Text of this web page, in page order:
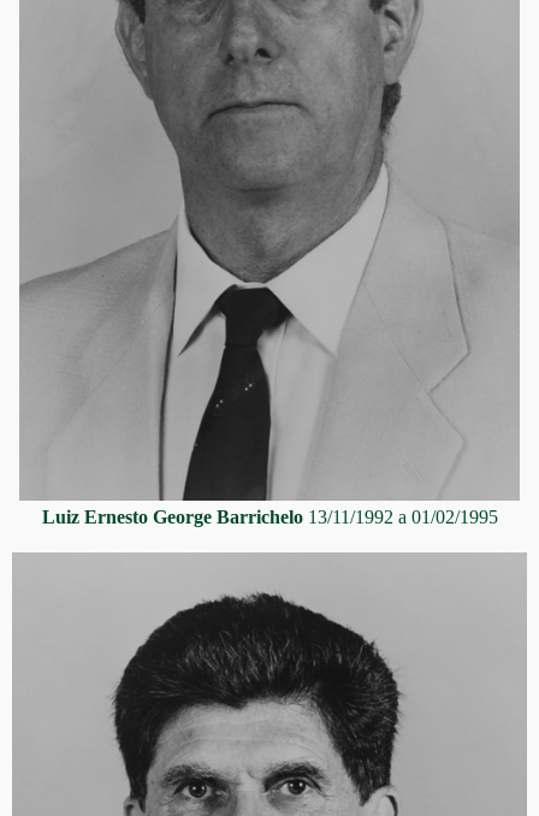
Luiz Ernesto George Barrichelo13/11/1992 a 01/02/1995